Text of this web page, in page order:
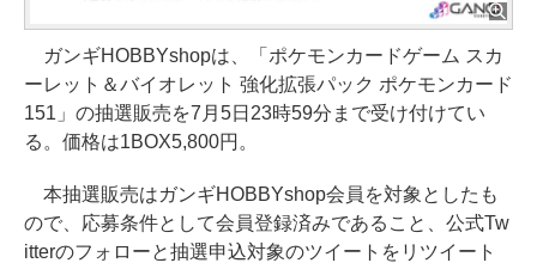
ガンギHOBBYshopは、「ポケモンカードゲーム スカ
ーレット＆バイオレット 強化拡張パック ポケモンカード
151」の抽選販売を7月5日23時59分まで受け付けてい
る。価格は1BOX5,800円。
本抽選販売はガンギHOBBYshop会員を対象としたも
ので、応募条件として会員登録済みであること、公式Tw
itterのフォローと抽選申込対象のツイートをリツイート